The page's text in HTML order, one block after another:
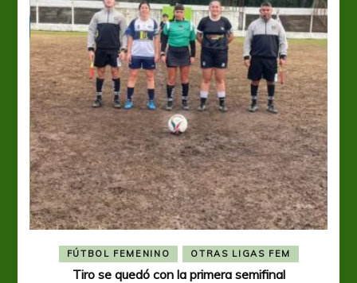
FÚTBOL FEMENINO OTRAS LIGAS FEM
Tiro se quedó con la primera semifinal